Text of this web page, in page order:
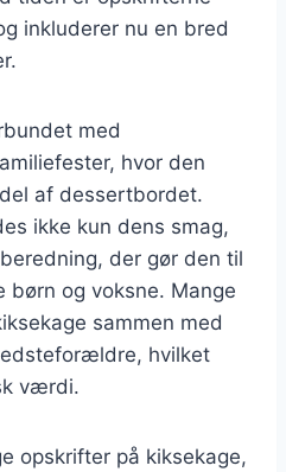
inkluderer nu en bred
med
hvor den
af dessertbordet.
ikke kun dens smag,
der gør den til
og voksne. Mange
sammen med
hvilket
værdi.
opskrifter på kiksekage,